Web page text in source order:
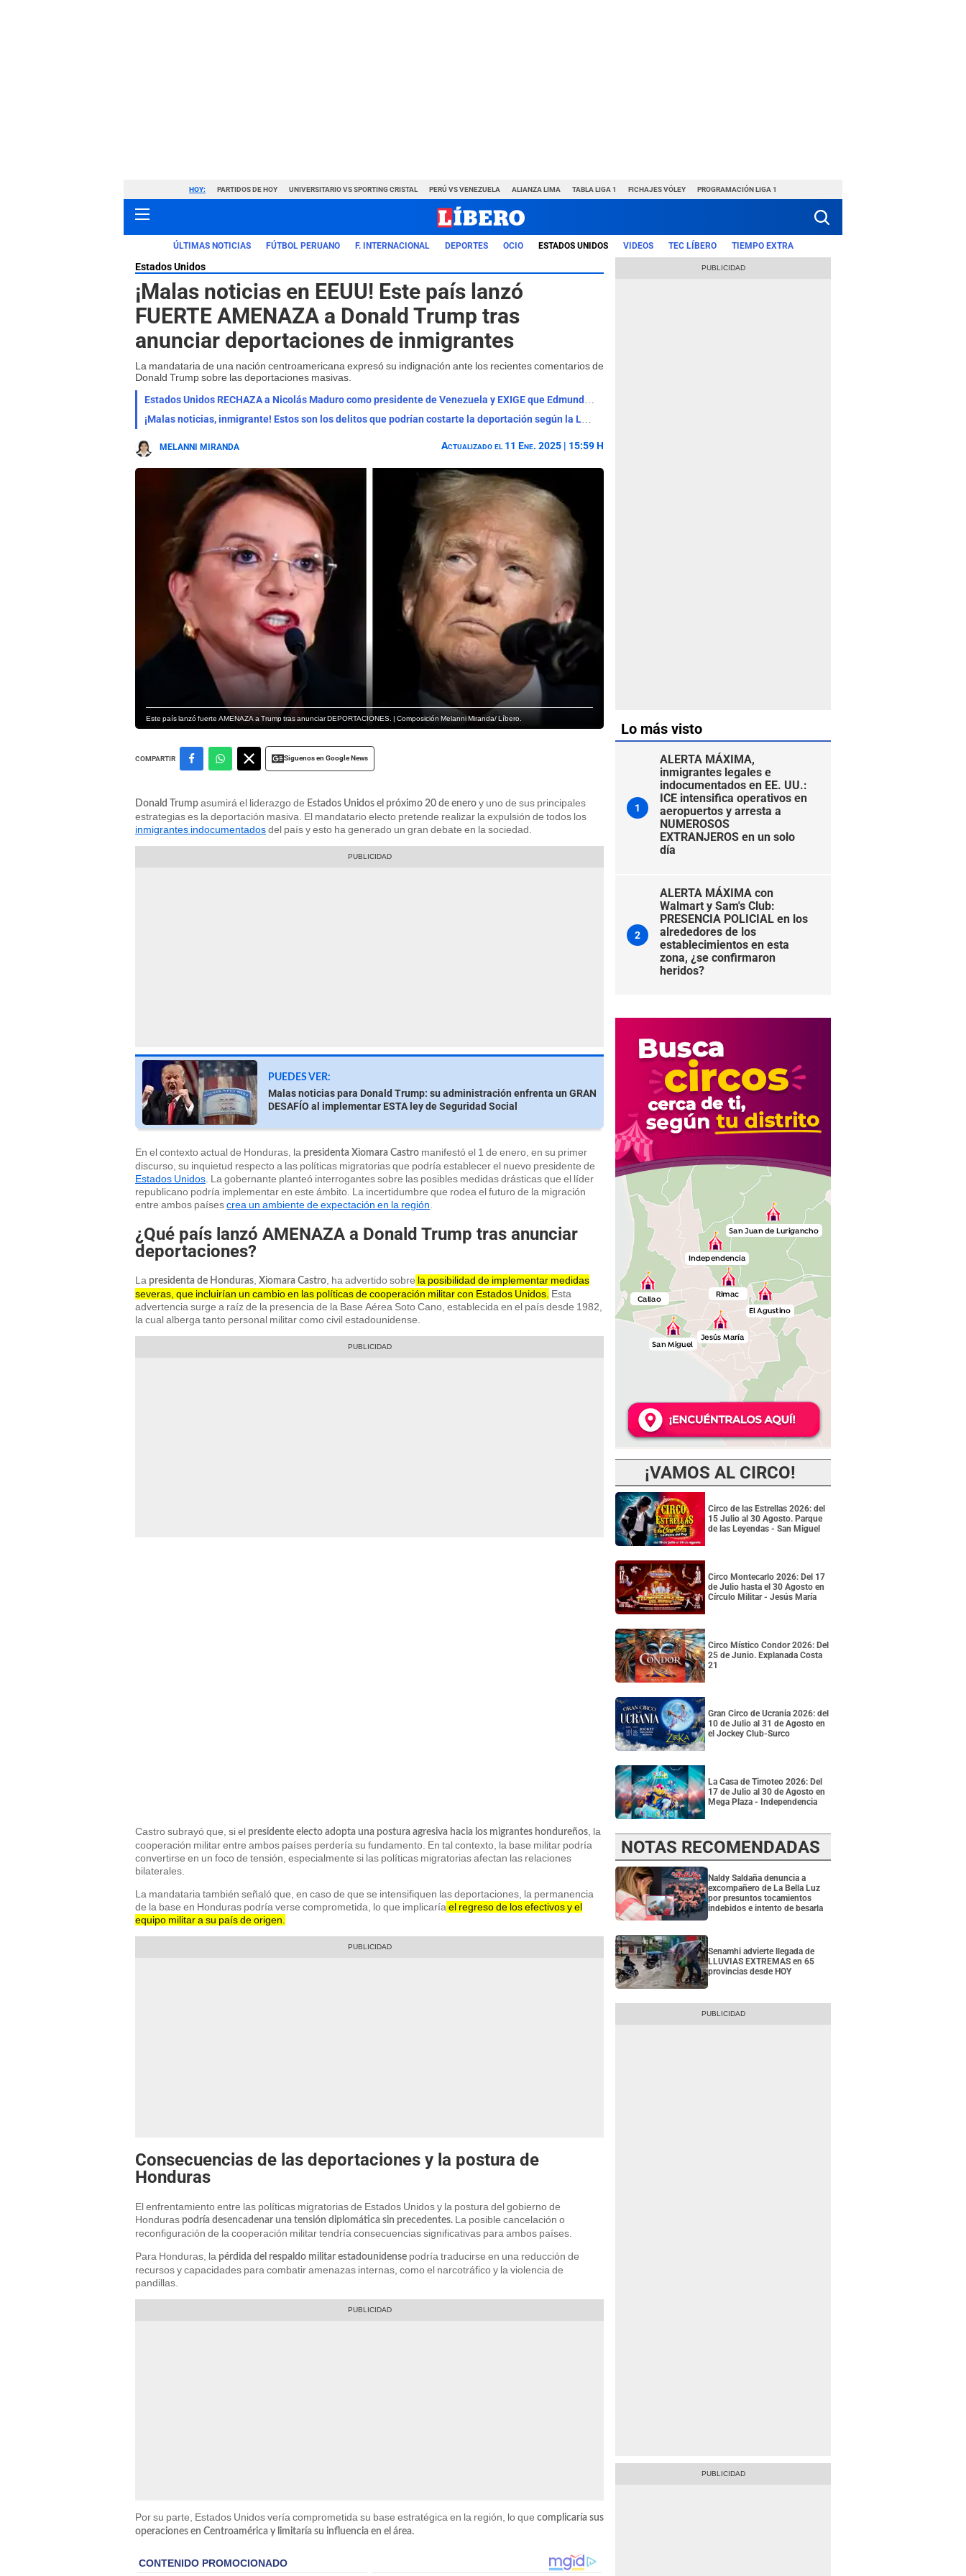
HOY: PARTIDOS DE HOY UNIVERSITARIO VS SPORTING CRISTAL PERÚ VS VENEZUELA ALIANZA LIMA TABLA LIGA 1 FICHAJES VÓLEY PROGRAMACIÓN LIGA 1
ÚLTIMAS NOTICIAS FÚTBOL PERUANO F. INTERNACIONAL DEPORTES OCIO ESTADOS UNIDOS VIDEOS TEC LÍBERO TIEMPO EXTRA
Estados Unidos
¡Malas noticias en EEUU! Este país lanzó
FUERTE AMENAZA a Donald Trump tras
anunciar deportaciones de inmigrantes
La mandataria de una nación centroamericana expresó su indignación ante los recientes comentarios de
Donald Trump sobre las deportaciones masivas.
Estados Unidos RECHAZA a Nicolás Maduro como presidente de Venezuela y EXIGE que Edmundo González asuma el cargo
¡Malas noticias, inmigrante! Estos son los delitos que podrían costarte la deportación según la Ley Laken Riley
MELANNI MIRANDA Actualizado el 11 Ene. 2025 | 15:59 H
Este país lanzó fuerte AMENAZA a Trump tras anunciar DEPORTACIONES. | Composición Melanni Miranda/ Líbero.
COMPARTIR Siguenos en Google News
Donald Trump asumirá el liderazgo de Estados Unidos el próximo 20 de enero y uno de sus principales
estrategias es la deportación masiva. El mandatario electo pretende realizar la expulsión de todos los
inmigrantes indocumentadosdel país y esto ha generado un gran debate en la sociedad.
PUEDES VER:
Malas noticias para Donald Trump: su administración enfrenta un GRAN
DESAFÍO al implementar ESTA ley de Seguridad Social
En el contexto actual de Honduras, la presidenta Xiomara Castro manifestó el 1 de enero, en su primer
discurso, su inquietud respecto a las políticas migratorias que podría establecer el nuevo presidente de
Estados Unidos . La gobernante planteó interrogantes sobre las posibles medidas drásticas que el líder
republicano podría implementar en este ámbito. La incertidumbre que rodea el futuro de la migración
entre ambos paísescrea un ambiente de expectación en la región
¿Qué país lanzó AMENAZA a Donald Trump tras anunciar
deportaciones?
La presidenta de Honduras, Xiomara Castro, ha advertido sobre la posibilidad de implementar medidas
severas, que incluirían un cambio en las políticas de cooperación militar con Estados Unidos. Esta
advertencia surge a raíz de la presencia de la Base Aérea Soto Cano, establecida en el país desde 1982,
la cual alberga tanto personal militar como civil estadounidense.
Castro subrayó que, si el presidente electo adopta una postura agresiva hacia los migrantes hondureños , la
cooperación militar entre ambos países perdería su fundamento. En tal contexto, la base militar podría
convertirse en un foco de tensión, especialmente si las políticas migratorias afectan las relaciones
bilaterales.
La mandataria también señaló que, en caso de que se intensifiquen las deportaciones, la permanencia
de la base en Honduras podría verse comprometida, lo que implicaría el regreso de los efectivos y el
equipo militar a su país de origen.
Consecuencias de las deportaciones y la postura de
Honduras
El enfrentamiento entre las políticas migratorias de Estados Unidos y la postura del gobierno de
Honduras podría desencadenar una tensión diplomática sin precedentes. La posible cancelación o
reconfiguración de la cooperación militar tendría consecuencias significativas para ambos países.
Para Honduras, la pérdida del respaldo militar estadounidense podría traducirse en una reducción de
recursos y capacidades para combatir amenazas internas, como el narcotráfico y la violencia de
pandillas.
Por su parte, Estados Unidos vería comprometida su base estratégica en la región, lo que complicaría sus
operaciones en Centroamérica y limitaría su influencia en el área.
Lo más visto
1
ALERTA MÁXIMA,
inmigrantes legales e
indocumentados en EE. UU.:
ICE intensifica operativos en
aeropuertos y arresta a
NUMEROSOS
EXTRANJEROS en un solo
día
2
ALERTA MÁXIMA con
Walmart y Sam's Club:
PRESENCIA POLICIAL en los
alrededores de los
establecimientos en esta
zona, ¿se confirmaron
heridos?
¡VAMOS AL CIRCO!
Circo de las Estrellas 2026: del
15 Julio al 30 Agosto. Parque
de las Leyendas - San Miguel
Circo Montecarlo 2026: Del 17
de Julio hasta el 30 Agosto en
Círculo Militar - Jesús María
Circo Místico Condor 2026: Del
25 de Junio. Explanada Costa
21
Gran Circo de Ucrania 2026: del
10 de Julio al 31 de Agosto en
el Jockey Club-Surco
La Casa de Timoteo 2026: Del
17 de Julio al 30 de Agosto en
Mega Plaza - Independencia
NOTAS RECOMENDADAS
Naldy Saldaña denuncia a
excompañero de La Bella Luz
por presuntos tocamientos
indebidos e intento de besarla
Senamhi advierte llegada de
LLUVIAS EXTREMAS en 65
provincias desde HOY